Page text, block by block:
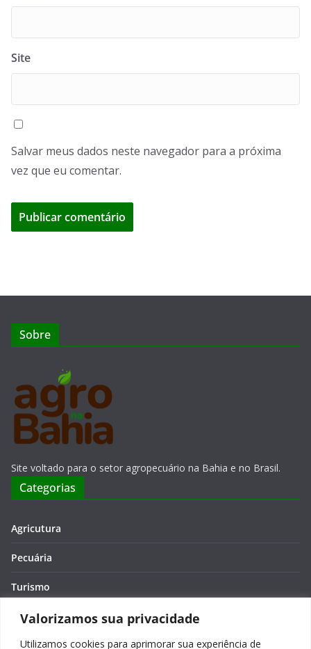
Valorizamos sua privacidade
Utilizamos cookies para aprimorar sua experiência de
Site
Salvar meus dados neste navegador para a próxima
vez que eu comentar.
Sobre
Site voltado para o setor agropecuário na Bahia e no Brasil.
Categorias
Agricutura
Pecuária
Turismo
Economia
Meio Ambiente